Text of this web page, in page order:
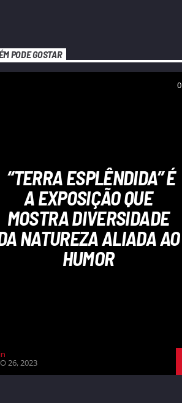
PODE GOSTAR
0
“TERRA ESPLÊNDIDA” É
A EXPOSIÇÃO QUE
MOSTRA DIVERSIDADE
NATUREZA ALIADA AO
HUMOR
26, 2023